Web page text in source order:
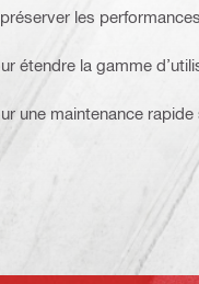
les
étendre la gamme
une maintenance